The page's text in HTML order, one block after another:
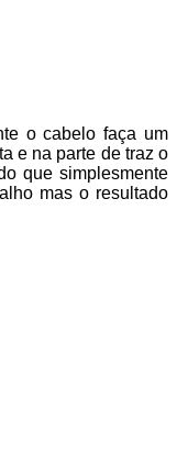
o cabelo faça um
e na parte de traz o
que simplesmente
mas o resultado